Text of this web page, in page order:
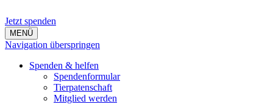
Jetzt spenden
MENÜ
Navigation überspringen
Spenden & helfen
Spendenformular
Tierpatenschaft
Mitglied werden